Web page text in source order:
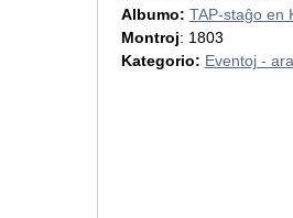
Albumo: TAP-staĝo en
Montroj: 1803
Kategorio: Eventoj -